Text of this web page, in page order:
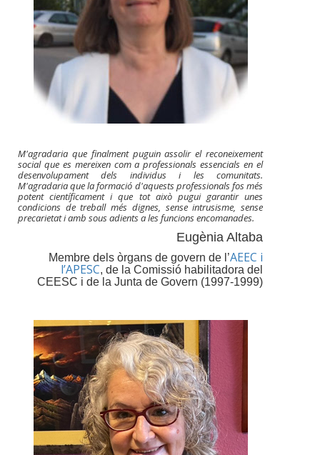
M'agradaria que finalment puguin assolir el reconeixement
social que es mereixen com a professionals essencials en el
desenvolupament dels individus i les comunitats.
M'agradaria que la formació d'aquests professionals fos més
potent científicament i que tot això pugui garantir unes
condicions de treball més dignes, sense intrusisme, sense
precarietat i amb sous adients a les funcions encomanades.
Eugènia Altaba
Membre dels òrgans de govern de l’AEEC i
l’APESC, de la Comissió habilitadora del
CEESC i de la Junta de Govern (1997-1999)